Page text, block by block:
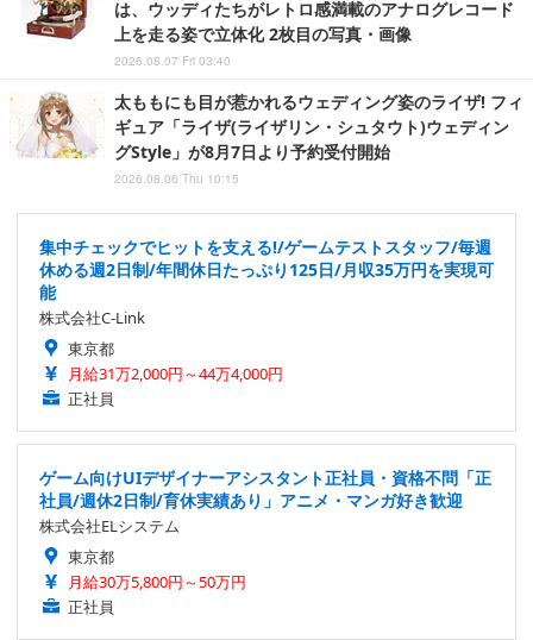
は、ウッディたちがレトロ感満載のアナログレコード
上を走る姿で立体化 2枚目の写真・画像
2026.08.07 Fri 03:40
太ももにも目が惹かれるウェディング姿のライザ! フィ
ギュア「ライザ(ライザリン・シュタウト)ウェディン
グStyle」が8月7日より予約受付開始
2026.08.06 Thu 10:15
集中チェックでヒットを支える!/ゲームテストスタッフ/毎週
休める週2日制/年間休日たっぷり125日/月収35万円を実現可
能
株式会社C-Link
東京都
月給31万2,000円～44万4,000円
正社員
ゲーム向けUIデザイナーアシスタント正社員・資格不問「正
社員/週休2日制/育休実績あり」アニメ・マンガ好き歓迎
株式会社ELシステム
東京都
月給30万5,800円～50万円
正社員